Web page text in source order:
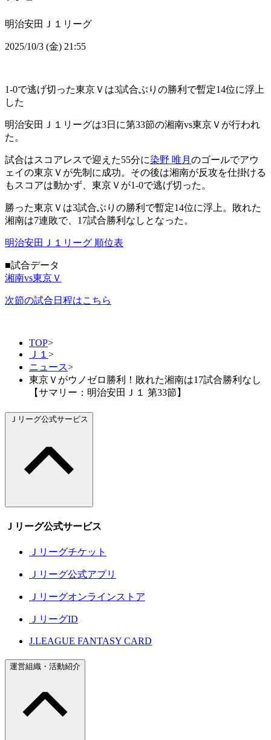
明治安田Ｊ１リーグ
2025/10/3 (金) 21:55
1-0で逃げ切った東京Ｖは3試合ぶりの勝利で暫定14位に浮上
した
明治安田Ｊ１リーグは3日に第33節の湘南vs東京Ｖが行われ
た。
試合はスコアレスで迎えた55分に染野 唯月 のゴールでアウ
ェイの東京Ｖが先制に成功。その後は湘南が反攻を仕掛ける
もスコアは動かず、東京Ｖが1-0で逃げ切った。
勝った東京Ｖは3試合ぶりの勝利で暫定14位に浮上。敗れた
湘南は7連敗で、17試合勝利なしとなった。
明治安田Ｊ１リーグ 順位表
■試合データ
湘南vs東京Ｖ
次節の試合日程はこちら
TOP>
Ｊ１ >
ニュース>
東京Ｖがウノゼロ勝利！敗れた湘南は17試合勝利なし
【サマリー：明治安田Ｊ１ 第33節】
Ｊリーグ公式サービス
Ｊリーグ公式サービス
Ｊリーグチケット
Ｊリーグ公式アプリ
Ｊリーグオンラインストア
ＪリーグID
J.LEAGUE FANTASY CARD
運営組織・活動紹介